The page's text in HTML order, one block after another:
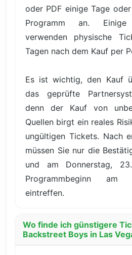
oder PDF einige Tage
Programm an. Einige
verwenden physische
Tagen nach dem Kauf per
Es ist wichtig, den Kauf
das geprüfte
denn der Kauf von
Quellen birgt ein reales
ungültigen Tickets. Nach
müssen Sie nur die
und am Donnerstag,
Programmbeginn am
eintreffen.
Wo finde ich günstigere
Backstreet Boys in Las